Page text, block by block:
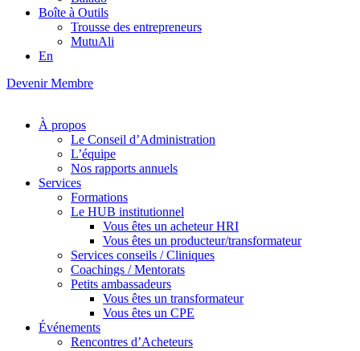
Boîte à Outils
Trousse des entrepreneurs
MutuAli
En
Devenir Membre
À propos
Le Conseil d’Administration
L’équipe
Nos rapports annuels
Services
Formations
Le HUB institutionnel
Vous êtes un acheteur HRI
Vous êtes un producteur/transformateur
Services conseils / Cliniques
Coachings / Mentorats
Petits ambassadeurs
Vous êtes un transformateur
Vous êtes un CPE
Événements
Rencontres d’Acheteurs